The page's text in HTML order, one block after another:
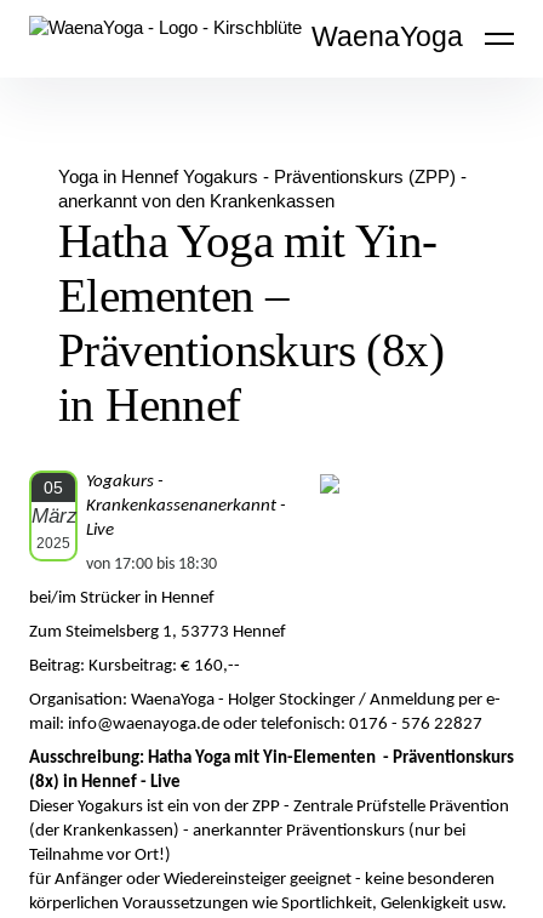
überspringen
WaenaYoga
Yoga in Hennef Yogakurs - Präventionskurs (ZPP) -
anerkannt von den Krankenkassen
Hatha Yoga mit Yin-
Elementen –
Präventionskurs (8x)
in Hennef
05
März
2025
Yogakurs -
Krankenkassenanerkannt -
Live
von 17:00 bis 18:30
bei/im Strücker in Hennef
Zum Steimelsberg 1, 53773 Hennef
Beitrag: Kursbeitrag: € 160,--
Organisation: WaenaYoga - Holger Stockinger / Anmeldung per e-
mail: info@waenayoga.de oder telefonisch: 0176 - 576 22827
Ausschreibung: Hatha Yoga mit Yin-Elementen - Präventionskurs
(8x) in Hennef - Live
Dieser Yogakurs ist ein von der ZPP - Zentrale Prüfstelle Prävention
(der Krankenkassen) - anerkannter Präventionskurs (nur bei
Teilnahme vor Ort!)
für Anfänger oder Wiedereinsteiger geeignet - keine besonderen
körperlichen Voraussetzungen wie Sportlichkeit, Gelenkigkeit usw.